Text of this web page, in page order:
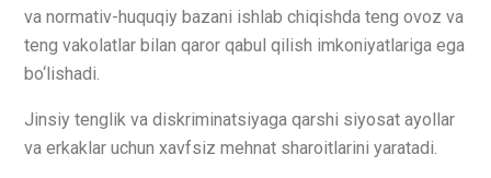
va normativ-huquqiy bazani ishlab chiqishda teng ovoz va
teng vakolatlar bilan qaror qabul qilish imkoniyatlariga ega
bo‘lishadi.
Jinsiy tenglik va diskriminatsiyaga qarshi siyosat ayollar
va erkaklar uchun xavfsiz mehnat sharoitlarini yaratadi.